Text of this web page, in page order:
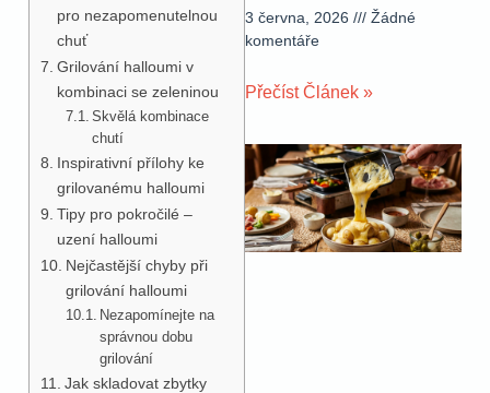
pro nezapomenutelnou
chuť
Grilování halloumi v
kombinaci se zeleninou
Skvělá kombinace
chutí
Inspirativní přílohy ke
grilovanému halloumi
Tipy pro pokročilé –
uzení halloumi
Nejčastější chyby při
grilování halloumi
Nezapomínejte na
správnou dobu
grilování
Jak skladovat zbytky
3 června, 2026
Žádné
komentáře
Přečíst Článek »